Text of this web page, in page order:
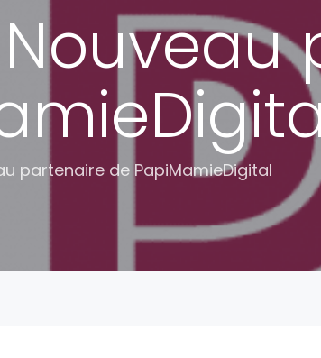
partenaire de PapiMamieDigital